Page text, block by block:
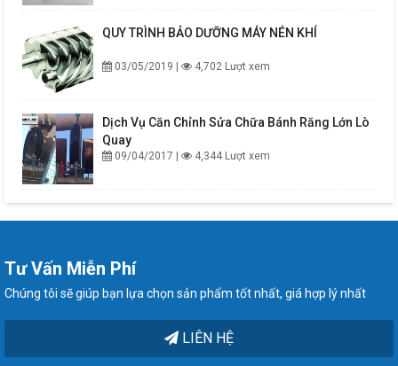
QUY TRÌNH BẢO DƯỠNG MÁY NÉN KHÍ
03/05/2019 | 4,702 Lượt xem
Dịch Vụ Căn Chỉnh Sửa Chữa Bánh Răng Lớn Lò
Quay
09/04/2017 | 4,344 Lượt xem
Tư Vấn Miễn Phí
Chúng tôi sẽ giúp bạn lựa chọn sản phẩm tốt nhất, giá hợp lý nhất
LIÊN HỆ